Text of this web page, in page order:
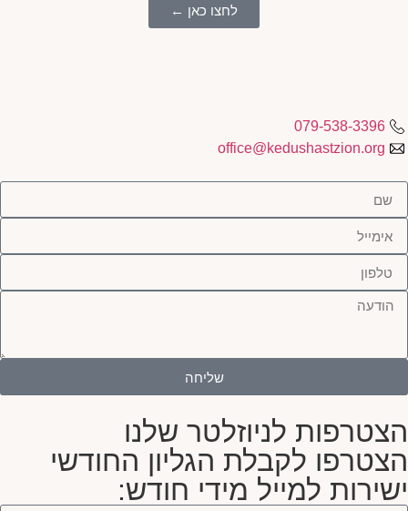
לחצו כאן ←
079-538-3396
office@kedushastzion.org
שליחה
הצטרפות לניוזלטר שלנו
הצטרפו לקבלת הגליון החודשי
ישירות למייל מידי חודש: